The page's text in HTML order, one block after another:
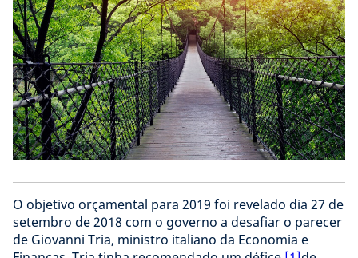
O objetivo orçamental para 2019 foi revelado dia 27 de
setembro de 2018 com o governo a desafiar o parecer
de Giovanni Tria, ministro italiano da Economia e